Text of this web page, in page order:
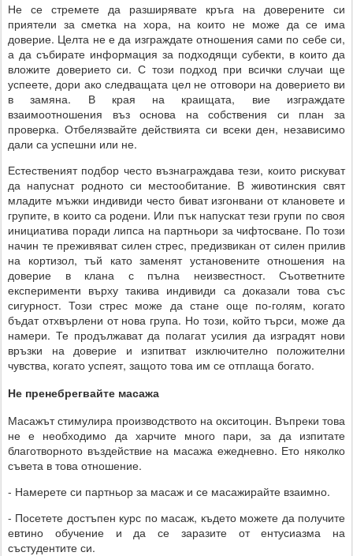
Не се стремете да разширявате кръга на доверените си
приятели за сметка на хора, на които не може да се има
доверие. Целта не е да изграждате отношения сами по себе си,
а да събирате информация за подходящи субекти, в които да
вложите доверието си. С този подход при всички случаи ще
успеете, дори ако следващата цел не отговори на доверието ви
в замяна. В края на краищата, вие изграждате
взаимоотношения въз основа на собствения си план за
проверка. Отбелязвайте действията си всеки ден, независимо
дали са успешни или не.
Естественият подбор често възнаграждава тези, които рискуват
да напуснат родното си местообитание. В животинския свят
младите мъжки индивиди често биват изгонвани от клановете и
групите, в които са родени. Или пък напускат тези групи по своя
инициатива поради липса на партньори за чифтосване. По този
начин те преживяват силен стрес, предизвикан от силен прилив
на кортизол, тъй като заменят установените отношения на
доверие в клана с пълна неизвестност. Съответните
експерименти върху такива индивиди са доказали това със
сигурност. Този стрес може да стане още по-голям, когато
бъдат отхвърлени от нова група. Но този, който търси, може да
намери. Те продължават да полагат усилия да изградят нови
връзки на доверие и изпитват изключително положителни
чувства, когато успеят, защото това им се отплаща богато.
Не пренебрегвайте масажа
Масажът стимулира производството на окситоцин. Въпреки това
не е необходимо да харчите много пари, за да изпитате
благотворното въздействие на масажа ежедневно. Ето няколко
съвета в това отношение.
- Намерете си партньор за масаж и се масажирайте взаимно.
- Посетете достъпен курс по масаж, където можете да получите
евтино обучение и да се заразите от ентусиазма на
състудентите си.